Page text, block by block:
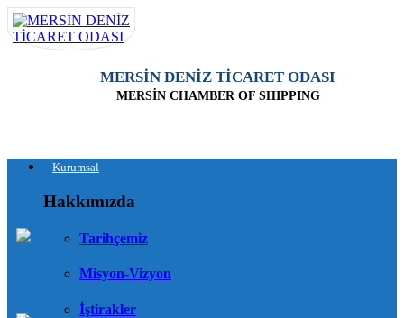
MERSİN DENİZ TİCARET ODASI
MERSİN CHAMBER OF SHIPPING
Kurumsal
Hakkımızda
Tarihçemiz
Misyon-Vizyon
İştirakler